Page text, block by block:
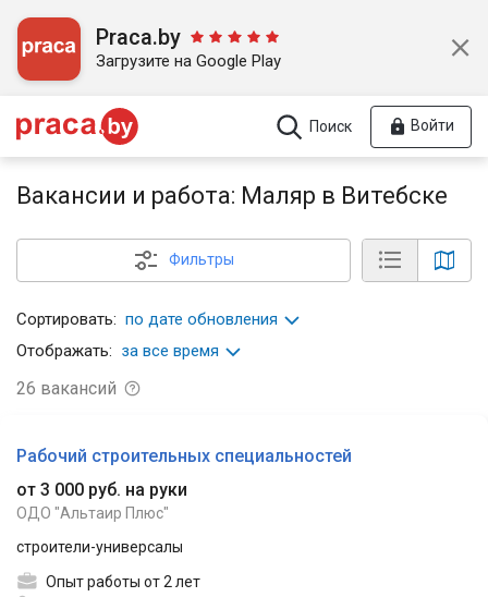
Praca.by
Загрузите на Google Play
Поиск Войти
Вакансии и работа: Маляр в Витебске
Фильтры
Сортировать: по дате обновления
Отображать: за все время
26 вакансий
Рабочий строительных специальностей
от 3 000 руб. на руки
ОДО "Альтаир Плюс"
строители-универсалы
Опыт работы от 2 лет